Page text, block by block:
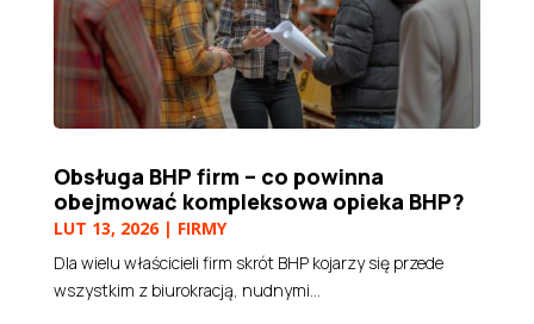
Obsługa BHP firm – co powinna
obejmować kompleksowa opieka BHP?
LUT 13, 2026| FIRMY
Dla wielu właścicieli firm skrót BHP kojarzy się przede
wszystkim z biurokracją, nudnymi...